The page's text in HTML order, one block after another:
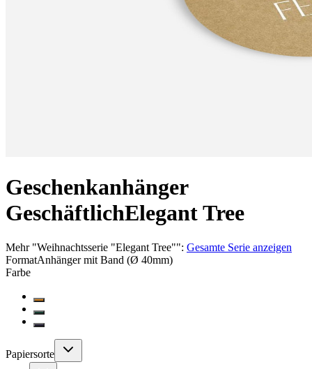
Geschenkanhänger
GeschäftlichElegant Tree
Mehr"Weihnachtsserie "Elegant Tree"": Gesamte Serie anzeigen
FormatAnhänger mit Band (Ø 40mm)
Farbe
Papiersorte